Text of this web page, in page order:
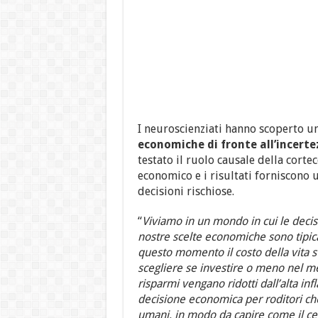
I neuroscienziati hanno scoperto
economiche di fronte
testato il ruolo causale della
economico e i risultati forniscono
decisioni rischiose.
“Viviamo in un mondo in cui le
nostre scelte economiche sono
questo momento il costo della vita
scegliere se investire o meno nel
risparmi vengano ridotti dall’alta
decisione economica per roditori
umani, in modo da capire come il